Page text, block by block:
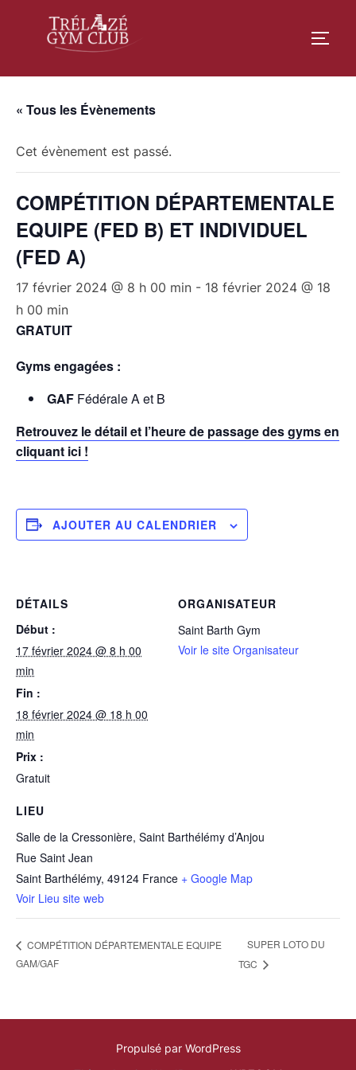
« Tous les Évènements
Cet évènement est passé.
COMPÉTITION DÉPARTEMENTALE
EQUIPE (FED B) ET INDIVIDUEL
(FED A)
17 février 2024 @ 8 h 00 min - 18 février 2024 @ 18
h 00 min
GRATUIT
Gyms engagées :
GAF Fédérale A et B
Retrouvez le détail et l’heure de passage des gyms en
cliquant ici !
AJOUTER AU CALENDRIER
DÉTAILS
Début :
17 février 2024 @ 8 h 00
min
Fin :
18 février 2024 @ 18 h 00
min
Prix :
Gratuit
LIEU
Salle de la Cressonière, Saint Barthélémy d’Anjou
Rue Saint Jean
Saint Barthélémy, 49124 France + Google Map
Voir Lieu site web
ORGANISATEUR
Saint Barth Gym
Voir le site Organisateur
COMPÉTITION DÉPARTEMENTALE EQUIPE
GAM/GAF
SUPER LOTO DU
TGC
Propulsé par WordPress